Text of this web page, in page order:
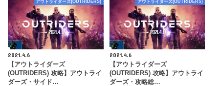
アウトライダーズ(OUTRIDERS)
2021.4.6
【アウトライダーズ
(OUTRIDERS) 攻略】アウトライ
ダーズ・サイド…
アウトライダーズ(OUTRIDERS)
2021.4.6
【アウトライダーズ
(OUTRIDERS) 攻略】アウトライ
ダーズ・攻略総…